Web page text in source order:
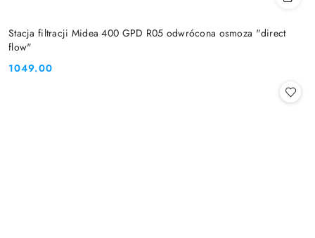
Stacja filtracji Midea 400 GPD R05 odwrócona osmoza "direct
flow"
Cena:
1049.00